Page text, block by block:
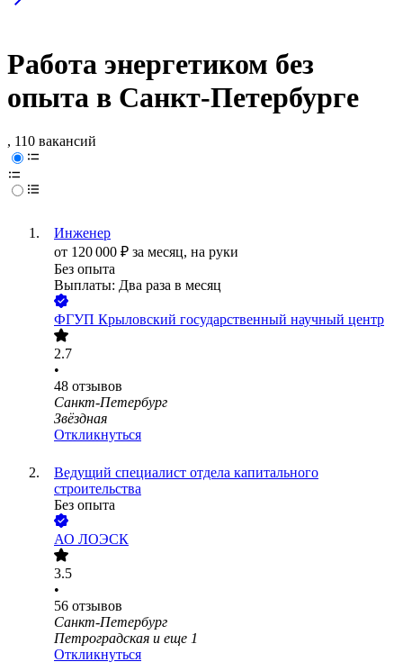
Работа энергетиком без
опыта в Санкт-Петербурге
, 110 вакансий
Инженер
от 120 000 ₽ за месяц, на руки
Без опыта
Выплаты: Два раза в месяц
ФГУП Крыловский государственный научный центр
2.7
•
48 отзывов
Санкт-Петербург
Звёздная
Откликнуться
Ведущий специалист отдела капитального
строительства
Без опыта
АО ЛОЭСК
3.5
•
56 отзывов
Санкт-Петербург
Петроградская и еще 1
Откликнуться